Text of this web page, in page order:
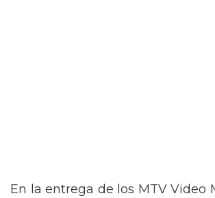
En la entrega de los MTV Video